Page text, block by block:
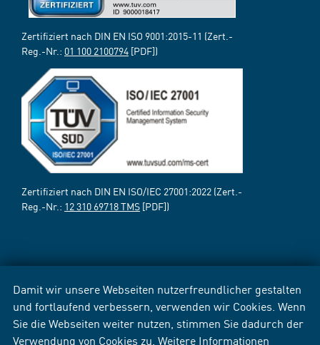
Damit wir unsere Webseiten nutzerfreundlicher gestalten
und fortlaufend verbessern, verwenden wir Cookies. Wenn
Sie die Webseiten weiter nutzen, stimmen Sie dadurch der
Verwendung von Cookies zu. Weitere Informationen
Zertifiziert nach DIN EN ISO 9001:2015-11 (Zert.-
Reg.-Nr.: 01 100 2100794 [PDF])
Zertifiziert nach DIN EN ISO/IEC 27001:2022 (Zert.-
Reg.-Nr.: 12 310 69718 TMS [PDF])